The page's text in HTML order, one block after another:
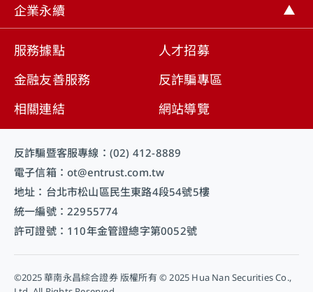
企業永續
服務據點
人才招募
金融友善服務
反詐騙專區
相關連結
網站導覽
反詐騙暨客服專線：(02) 412-8889
電子信箱：ot@entrust.com.tw
地址：台北市松山區民生東路4段54號5樓
統一編號：22955774
許可證號：110年金管證總字第0052號
©2025 華南永昌綜合證券 版權所有 © 2025 Hua Nan Securities Co.,